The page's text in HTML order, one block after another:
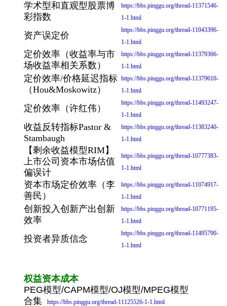
学术型和直观型股票博
彩指数
https://bbs.pinggu.org/thread-11371546-
1-1.html
资产误定价
https://bbs.pinggu.org/thread-11043396-
1-1.html
定价效率（收益率与市
场收益率相关系数）
https://bbs.pinggu.org/thread-11379366-
1-1.html
定价效率/价格延迟指标
（Hou&Moskowitz）
https://bbs.pinggu.org/thread-11379610-
1-1.html
定价效率（许红伟）
https://bbs.pinggu.org/thread-11493247-
1-1.html
收益反转指标Pastor &
Stambaugh
https://bbs.pinggu.org/thread-11383240-
1-1.html
【剩余收益模型RIM】
上市公司资本市场估值
偏误计
https://bbs.pinggu.org/thread-10777383-
1-1.html
资本市场定价效率（李
善民）
https://bbs.pinggu.org/thread-11074917-
1-1.html
创新投入创新产出创新
效率
https://bbs.pinggu.org/thread-10771195-
1-1.html
投资者异质信念
https://bbs.pinggu.org/thread-11495790-
1-1.html
权益资本成本
PEG模型/CAPM模型/OJ模型/MPEG模型
合集
https://bbs.pinggu.org/thread-11125526-1-1.html